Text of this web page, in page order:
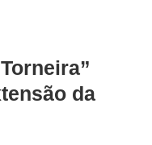
da